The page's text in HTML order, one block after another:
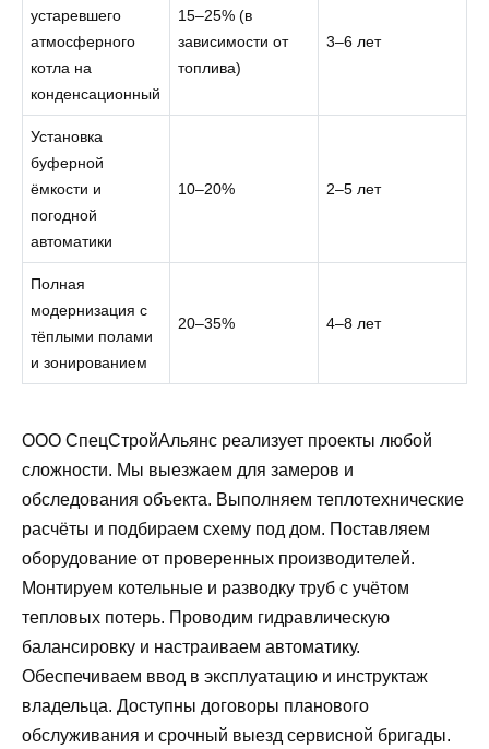
устаревшего
атмосферного
котла на
конденсационный
15–25% (в
зависимости от
топлива)
3–6 лет
Установка
буферной
ёмкости и
погодной
автоматики
10–20% 2–5 лет
Полная
модернизация с
тёплыми полами
и зонированием
20–35% 4–8 лет
ООО СпецСтройАльянс реализует проекты любой
сложности. Мы выезжаем для замеров и
обследования объекта. Выполняем теплотехнические
расчёты и подбираем схему под дом. Поставляем
оборудование от проверенных производителей.
Монтируем котельные и разводку труб с учётом
тепловых потерь. Проводим гидравлическую
балансировку и настраиваем автоматику.
Обеспечиваем ввод в эксплуатацию и инструктаж
владельца. Доступны договоры планового
обслуживания и срочный выезд сервисной бригады.